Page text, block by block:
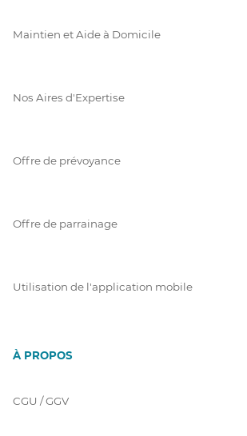
Maintien et Aide à Domicile
Nos Aires d'Expertise
Offre de prévoyance
Offre de parrainage
Utilisation de l'application mobile
À PROPOS
CGU / GGV